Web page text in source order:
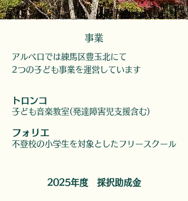
​事業
アルベロでは練馬区豊玉北にて
2つの子ども事業を運営しています
トロンコ
子ども音楽教室(発達障害児支援含む)
フォリエ
不登校の小学生を対象としたフリースクール
2025年度 採択助成金